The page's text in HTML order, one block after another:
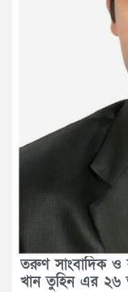
তরুণ সাংবাদিক ও
খান তুহিন এর